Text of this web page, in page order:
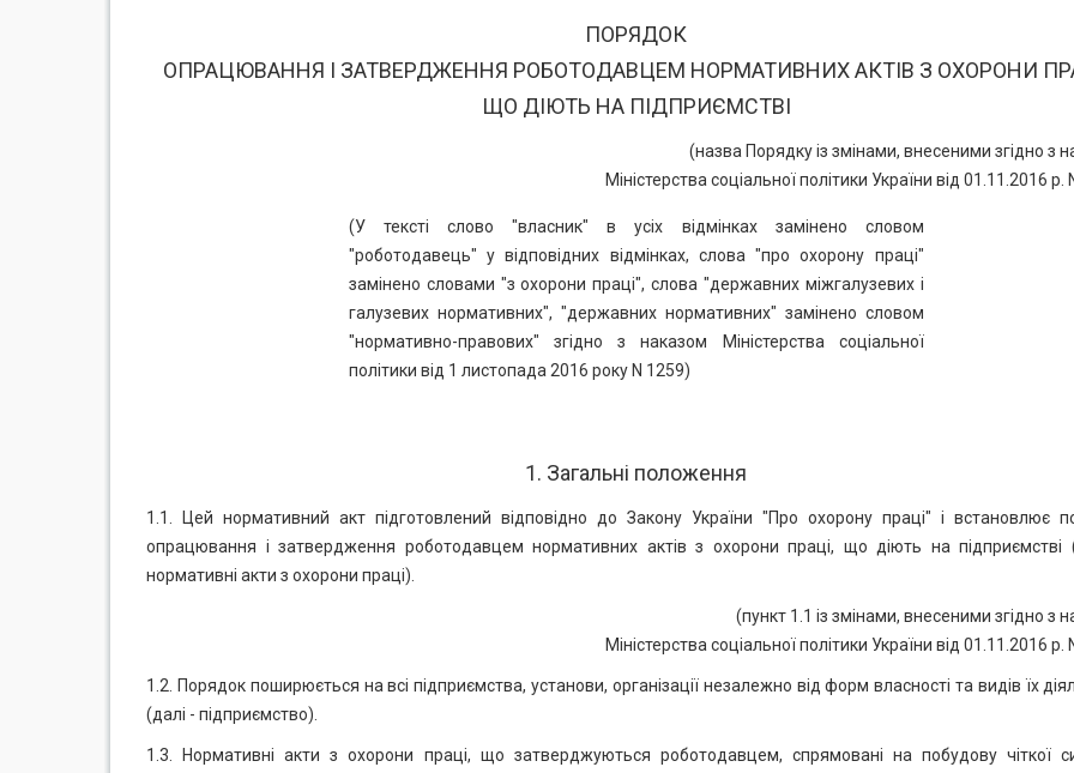
ПОРЯДОК
ОПРАЦЮВАННЯ І ЗАТВЕРДЖЕННЯ РОБОТОДАВЦЕМ НОРМАТИВНИХ АКТІВ З ОХОРОНИ
ЩО ДІЮТЬ НА ПІДПРИЄМСТВІ
(назва Порядку із змінами, внесеними згідно з
Міністерства соціальної політики України від 01.11.2016 р.
(У тексті слово "власник" в усіх відмінках замінено словом
"роботодавець" у відповідних відмінках, слова "про охорону праці"
замінено словами "з охорони праці", слова "державних міжгалузевих і
галузевих нормативних", "державних нормативних" замінено словом
"нормативно-правових" згідно з наказом Міністерства соціальної
політики від 1 листопада 2016 року N 1259)
1. Загальні положення
1.1. Цей нормативний акт підготовлений відповідно до Закону України "Про охорону праці" і встановлює
опрацювання і затвердження роботодавцем нормативних актів з охорони праці, що діють на підприємстві
нормативні акти з охорони праці).
(пункт 1.1 із змінами, внесеними згідно з
Міністерства соціальної політики України від 01.11.2016 р.
1.2. Порядок поширюється на всі підприємства, установи, організації незалежно від форм власності та видів їх
(далі - підприємство).
1.3. Нормативні акти з охорони праці, що затверджуються роботодавцем, спрямовані на побудову чіткої